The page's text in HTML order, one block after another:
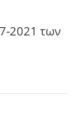
2021 των